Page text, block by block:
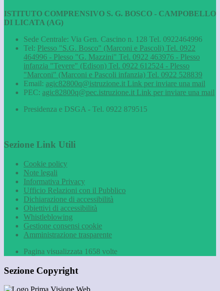
ISTITUTO COMPRENSIVO S. G. BOSCO - CAMPOBELLO
DI LICATA (AG)
Sede Centrale: Via Gen. Cascino n. 128 Tel. 0922464996
Tel: Plesso "S.G. Bosco" (Marconi e Pascoli) Tel. 0922
464996 - Plesso "G. Mazzini" Tel. 0922 463976 - Plesso
infanzia "Tevere" (Edison) Tel. 0922 612524 - Plesso
"Marconi" (Marconi e Pascoli infanzia) Tel. 0922 528839
Email: agic82800q@istruzione.it Link per inviare una mail
PEC: agic82800q@pec.istruzione.it Link per inviare una mail
Presidenza e DSGA - Tel. 0922 879515
Sezione Link Utili
Cookie policy
Note legali
Informativa Privacy
Ufficio Relazioni con il Pubblico
Dichiarazione di accessibilità
Obiettivi di accessibilità
Whistleblowing
Gestione consensi cookie
Amministrazione trasparente
Pagina visualizzata 1658 volte
Sezione Copyright